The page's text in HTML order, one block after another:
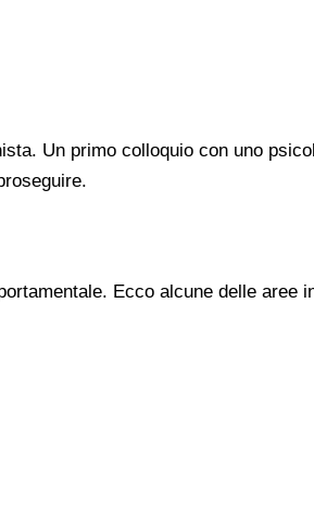
Un primo colloquio con uno
Ecco alcune delle aree